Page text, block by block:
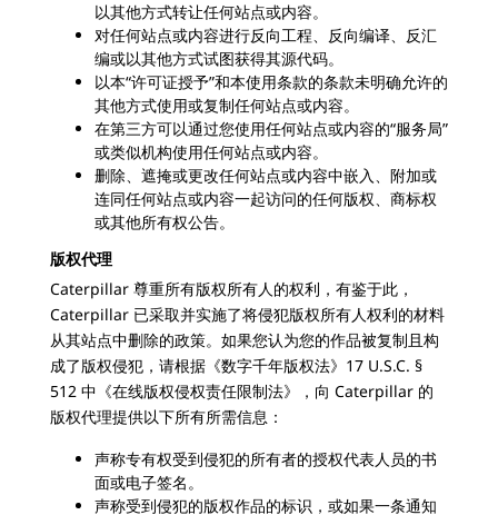
以其他方式转让任何站点或内容。
对任何站点或内容进行反向工程、反向编译、反汇
编或以其他方式试图获得其源代码。
以本“许可证授予”和本使用条款的条款未明确允许的
其他方式使用或复制任何站点或内容。
在第三方可以通过您使用任何站点或内容的“服务局”
或类似机构使用任何站点或内容。
删除、遮掩或更改任何站点或内容中嵌入、附加或
连同任何站点或内容一起访问的任何版权、商标权
或其他所有权公告。
版权代理
Caterpillar 尊重所有版权所有人的权利，有鉴于此，
Caterpillar 已采取并实施了将侵犯版权所有人权利的材料
从其站点中删除的政策。如果您认为您的作品被复制且构
成了版权侵犯，请根据《数字千年版权法》17 U.S.C. §
512 中《在线版权侵权责任限制法》，向 Caterpillar 的
版权代理提供以下所有所需信息：
声称专有权受到侵犯的所有者的授权代表人员的书
面或电子签名。
声称受到侵犯的版权作品的标识，或如果一条通知